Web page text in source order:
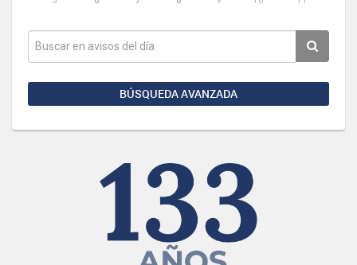
BÚSQUEDA AVANZADA